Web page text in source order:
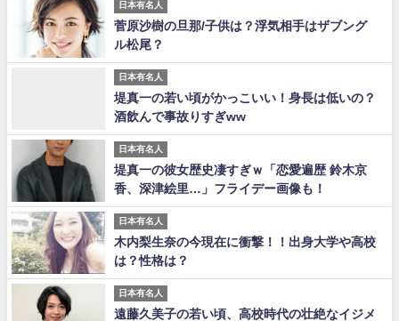
日本有名人
菅原沙樹の旦那/子供は？浮気相手はザブング
ル松尾？
日本有名人
堤真一の若い頃がかっこいい！身長は低いの？
酒飲んで事故りすぎww
日本有名人
堤真一の彼女歴史凄すぎｗ「恋愛遍歴 鈴木京
香、深津絵里…」フライデー画像も！
日本有名人
木内梨生奈の今現在に衝撃！！出身大学や高校
は？性格は？
日本有名人
遠藤久美子の若い頃、高校時代の壮絶なイジメ